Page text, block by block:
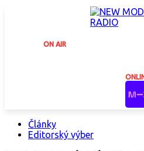
ON AIR
Články
Editorský výber